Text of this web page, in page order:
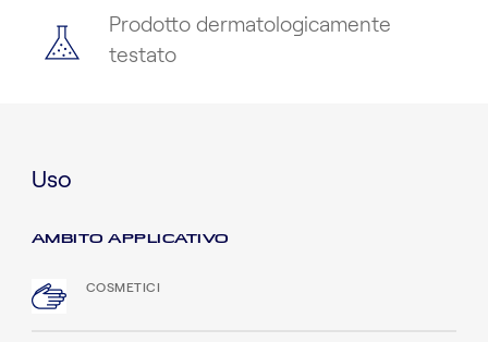
Prodotto dermatologicamente
testato
Uso
AMBITO APPLICATIVO
COSMETICI